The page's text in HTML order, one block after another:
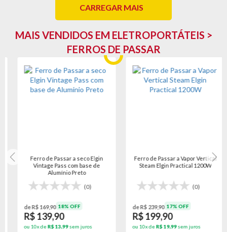
CARREGAR MAIS
MAIS VENDIDOS EM ELETROPORTÁTEIS >
FERROS DE PASSAR
Ferro de Passar a seco Elgin
Vintage Pass com base de
Alumínio Preto
(0)
de R$ 169,90 18% OFF
R$ 139,90
ou 10x deR$ 13,99sem juros
Ferro de Passar a Vapor Vertical
Steam Elgin Practical 1200W
(0)
de R$ 239,90 17% OFF
R$ 199,90
ou 10x deR$ 19,99sem juros